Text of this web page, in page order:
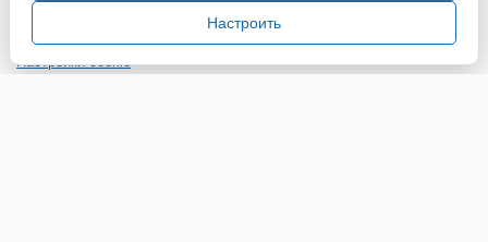
обязательна.
Настройки cookie
Настроить